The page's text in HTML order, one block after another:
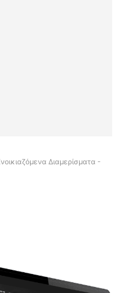
Διαμερίσματα -